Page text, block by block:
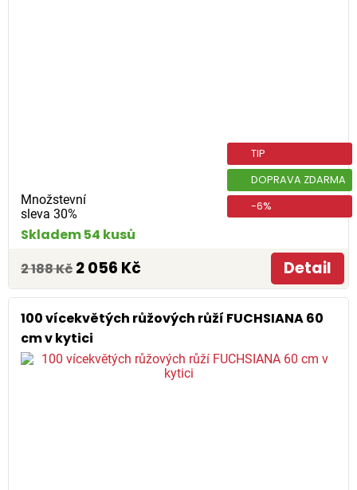
Množstevní
sleva 30%
TIP
DOPRAVA ZDARMA
-6%
Skladem 54 kusů
2 188 Kč 2 056 Kč Detail
100 vícekvětých růžových růží FUCHSIANA 60
cm v kytici